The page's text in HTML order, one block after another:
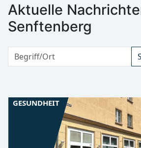
Aktuelle
Senftenberg
GESUNDHEIT